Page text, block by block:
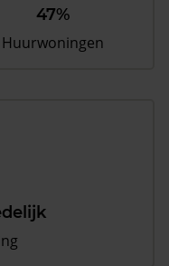
47%
Huurwoningen